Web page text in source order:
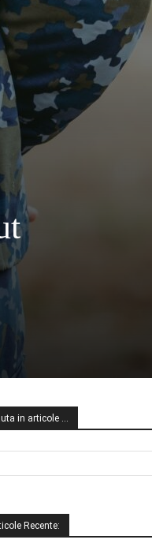
in articole …
Recente: